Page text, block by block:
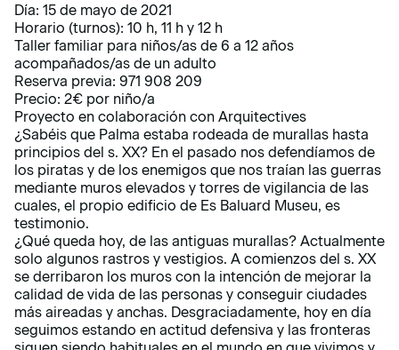
Día: 15 de mayo de 2021
Horario (turnos): 10 h, 11 h y 12 h
Taller familiar para niños/as de 6 a 12 años
acompañados/as de un adulto
Reserva previa: 971 908 209
Precio: 2€ por niño/a
Proyecto en colaboración con Arquitectives
¿Sabéis que Palma estaba rodeada de murallas hasta
principios del s. XX? En el pasado nos defendíamos de
los piratas y de los enemigos que nos traían las guerras
mediante muros elevados y torres de vigilancia de las
cuales, el propio edificio de Es Baluard Museu, es
testimonio.
¿Qué queda hoy, de las antiguas murallas? Actualmente
solo algunos rastros y vestigios. A comienzos del s. XX
se derribaron los muros con la intención de mejorar la
calidad de vida de las personas y conseguir ciudades
más aireadas y anchas. Desgraciadamente, hoy en día
seguimos estando en actitud defensiva y las fronteras